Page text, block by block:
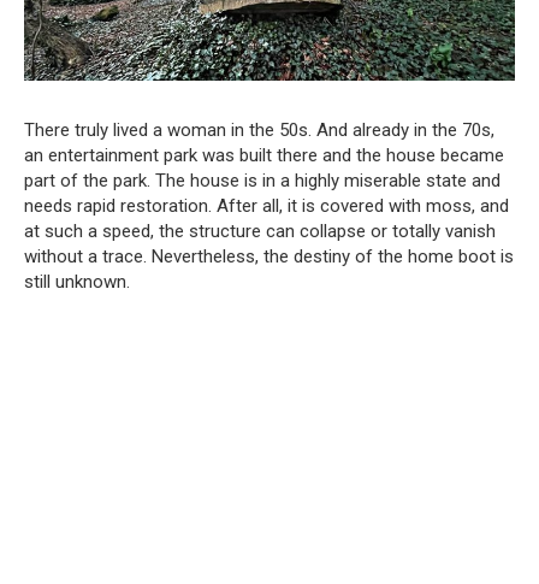
There truly lived a woman in the 50s. And already in the 70s,
an entertainment park was built there and the house became
part of the park. The house is in a highly miserable state and
needs rapid restoration. After all, it is covered with moss, and
at such a speed, the structure can collapse or totally vanish
without a trace. Nevertheless, the destiny of the home boot is
still unknown.